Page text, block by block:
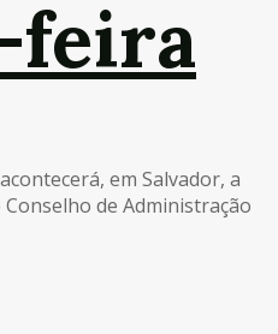
em Salvador, a
de Administração